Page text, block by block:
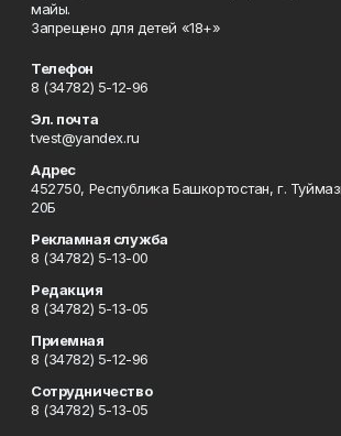
майы.
Запрещено для детей «18+»
Телефон
8 (34782) 5-12-96
Эл. почта
tvest@yandex.ru
Адрес
452750, Республика Башкортостан, г.
20Б
Рекламная служба
8 (34782) 5-13-00
Редакция
8 (34782) 5-13-05
Приемная
8 (34782) 5-12-96
Сотрудничество
8 (34782) 5-13-05